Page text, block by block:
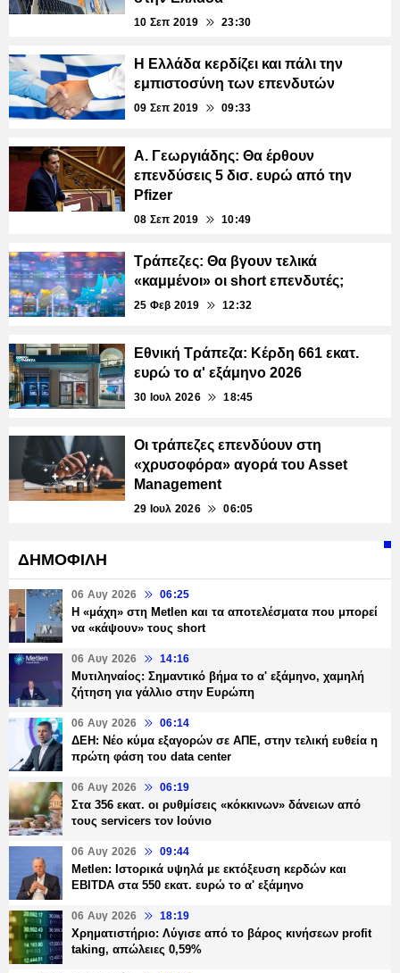
10 Σεπ 2019 23:30
Η Ελλάδα κερδίζει και πάλι την
εμπιστοσύνη των επενδυτών
09 Σεπ 2019 09:33
Α. Γεωργιάδης: Θα έρθουν
επενδύσεις 5 δισ. ευρώ από την
Pfizer
08 Σεπ 2019 10:49
Τράπεζες: Θα βγουν τελικά
«καμμένοι» οι short επενδυτές;
25 Φεβ 2019 12:32
Εθνική Τράπεζα: Κέρδη 661 εκατ.
ευρώ το α' εξάμηνο 2026
30 Ιουλ 2026 18:45
Οι τράπεζες επενδύουν στη
«χρυσοφόρα» αγορά του Asset
Management
29 Ιουλ 2026 06:05
ΔΗΜΟΦΙΛΗ
06 Αυγ 2026 06:25
H «μάχη» στη Metlen και τα αποτελέσματα που μπορεί
να «κάψουν» τους short
06 Αυγ 2026 14:16
Μυτιληναίος: Σημαντικό βήμα το α' εξάμηνο, χαμηλή
ζήτηση για γάλλιο στην Ευρώπη
06 Αυγ 2026 06:14
ΔΕΗ: Νέο κύμα εξαγορών σε ΑΠΕ, στην τελική ευθεία η
πρώτη φάση του data center
06 Αυγ 2026 06:19
Στα 356 εκατ. οι ρυθμίσεις «κόκκινων» δάνειων από
τους servicers τον Ιούνιο
06 Αυγ 2026 09:44
Metlen: Ιστορικά υψηλά με εκτόξευση κερδών και
EBITDA στα 550 εκατ. ευρώ το α' εξάμηνο
06 Αυγ 2026 18:19
Χρηματιστήριο: Λύγισε από το βάρος κινήσεων profit
taking, απώλειες 0,59%